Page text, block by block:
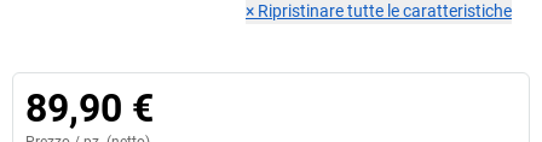
× Ripristinare tutte le caratteristiche
89,90 €